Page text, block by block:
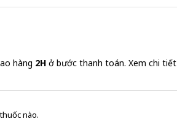
hàng 2H ở bước thanh toán. Xem chi tiết
nào.